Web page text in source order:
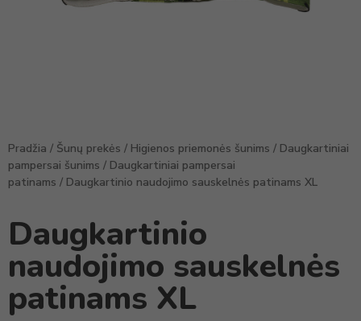
Pradžia / Šunų prekės / Higienos priemonės šunims / Daugkartiniai
pampersai šunims / Daugkartiniai pampersai
patinams / Daugkartinio naudojimo sauskelnės patinams XL
Daugkartinio
naudojimo sauskelnės
patinams XL